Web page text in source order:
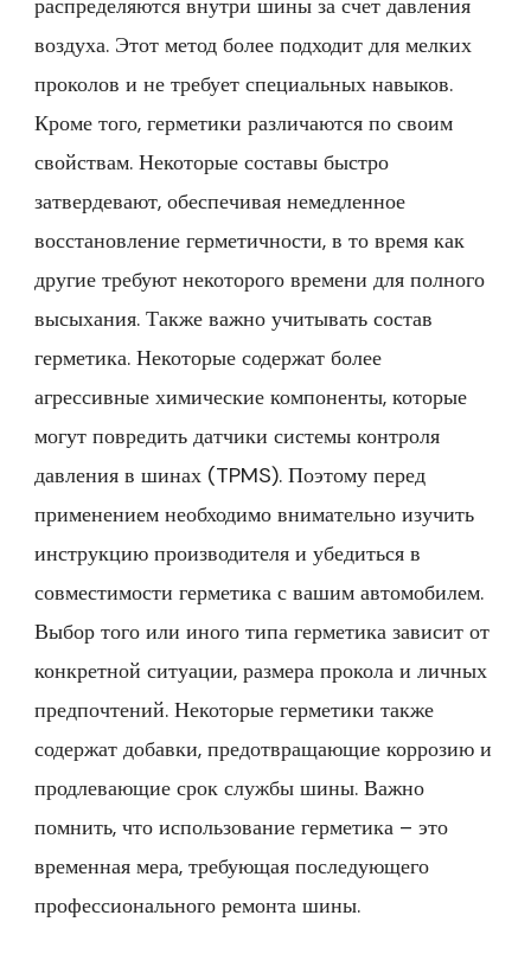
воздуха. Этот метод более подходит для мелких
проколов и не требует специальных навыков.
Кроме того, герметики различаются по своим
свойствам. Некоторые составы быстро
затвердевают, обеспечивая немедленное
восстановление герметичности, в то время как
другие требуют некоторого времени для полного
высыхания. Также важно учитывать состав
герметика. Некоторые содержат более
агрессивные химические компоненты, которые
могут повредить датчики системы контроля
давления в шинах (TPMS). Поэтому перед
применением необходимо внимательно изучить
инструкцию производителя и убедиться в
совместимости герметика с вашим автомобилем.
Выбор того или иного типа герметика зависит от
конкретной ситуации, размера прокола и личных
предпочтений. Некоторые герметики также
содержат добавки, предотвращающие коррозию и
продлевающие срок службы шины. Важно
помнить, что использование герметика – это
временная мера, требующая последующего
профессионального ремонта шины.